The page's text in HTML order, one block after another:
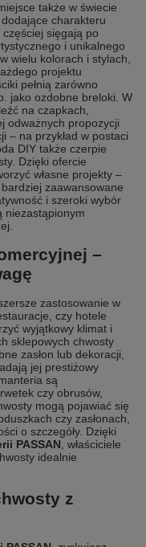
także w świecie
charakteru
sięgają po
i unikalnego
wielu kolorach i stylach,
projektu
pełnią zarówno
jako ozdobne breloki. W
na czapkach,
odważnych propozycji
– na przykład w postaci
DIY także czerpie
Dzięki ofercie
własne projekty –
zaawansowane
i szeroki wybór
niezastąpionym
–
zastosowanie w
czy hotele
wyjątkowy klimat i
sklepowych chwosty
zasłon lub dekoracji,
jej prestiżowy
są
czy obrusów,
mogą pojawiać się
czy zasłonach,
o szczegóły. Dzięki
PASSAN , właściciele
idealnie
z